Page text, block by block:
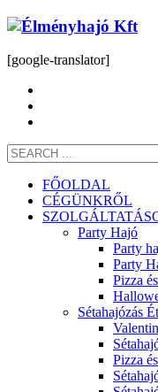
[google-translator]
FŐOLDAL
CÉGÜNKRŐL
Party Hajó
Party
Party
Pizza
Sétahajózás
Pizza